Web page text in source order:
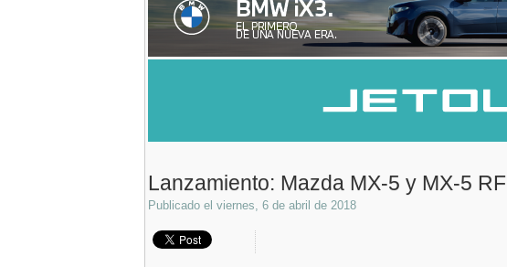
Lanzamiento: Mazda MX-5 y MX-5 RF
Publicado el viernes, 6 de abril de 2018